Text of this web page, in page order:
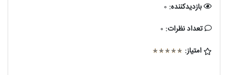
بازدیدکننده: 0
تعداد نظرات: 0
امتیاز: